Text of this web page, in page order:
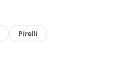
Pirelli